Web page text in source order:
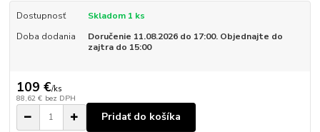
Dostupnosť
Skladom 1 ks
Doba dodania
Doručenie 11.08.2026 do 17:00. Objednajte do
zajtra do 15:00
109 €/ks
88,62 € bez DPH
Pridať do košíka